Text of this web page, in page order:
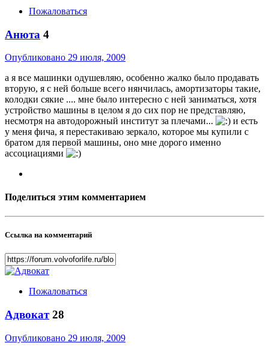
Пожаловаться
Анюта 4
Опубликовано 29 июля, 2009
а я все машинки одушевляю, особенно жалко было продавать
вторую, я с ней больше всего нянчилась, амортизаторы такие,
колодки сякие .... мне было интересно с ней заниматься, хотя
устройство машины в целом я до сих пор не представляю,
несмотря на автодорожный институт за плечами...
и есть
у меня фича, я перестакиваю зеркало, которое мы купили с
братом для первой машины, оно мне дорого именно
ассоциациями
Поделиться этим комментарием
Ссылка на комментарий
Пожаловаться
Адвокат 28
Опубликовано 29 июля, 2009